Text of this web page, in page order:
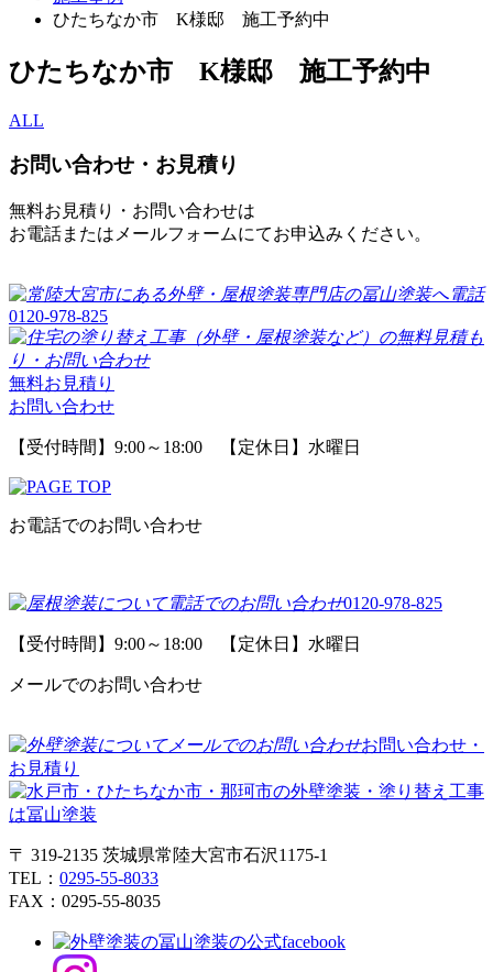
ひたちなか市 K様邸 施工予約中
ひたちなか市 K様邸 施工予約中
ALL
お問い合わせ・お見積り
無料お見積り・お問い合わせは
お電話またはメールフォームにてお申込みください。
0120-978-825
無料お見積り
お問い合わせ
【受付時間】9:00～18:00 【定休日】水曜日
お電話でのお問い合わせ
0120-978-825
【受付時間】9:00～18:00 【定休日】水曜日
メールでのお問い合わせ
お問い合わせ・
お見積り
〒 319-2135 茨城県常陸大宮市石沢1175-1
TEL： 0295-55-8033
FAX：0295-55-8035